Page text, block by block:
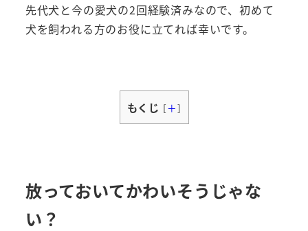
先代犬と今の愛犬の2回経験済みなので、初めて
犬を飼われる方のお役に立てれば幸いです。
もくじ [＋]
放っておいてかわいそうじゃな
い？